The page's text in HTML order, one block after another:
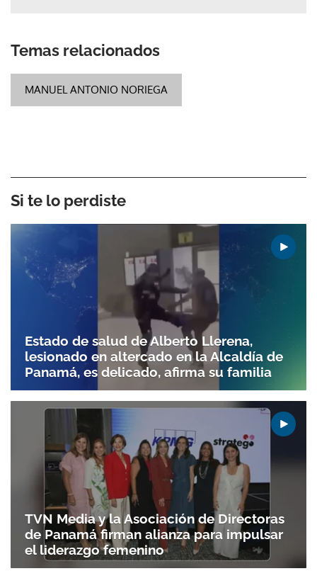
Temas relacionados
MANUEL ANTONIO NORIEGA
Si te lo perdiste
Estado de salud de Alberto Llerena,
lesionado en altercado en la Alcaldía de
Panamá, es delicado, afirma su familia
TVN Media y la Asociación de Directoras
de Panamá firman alianza para impulsar
el liderazgo femenino